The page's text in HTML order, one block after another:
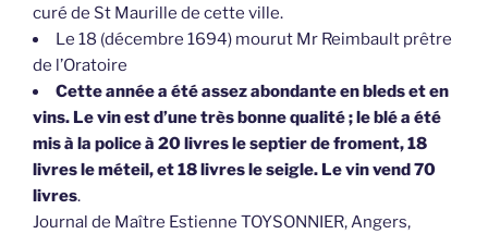
curé de St Maurille de cette ville.
Le 18 (décembre 1694) mourut Mr Reimbault prêtre
de l’Oratoire
Cette année a été assez abondante en bleds et en
vins. Le vin est d’une très bonne qualité ; le blé a été
mis à la police à 20 livres le septier de froment, 18
livres le méteil, et 18 livres le seigle. Le vin vend 70
livres.
Journal de Maître Estienne TOYSONNIER, Angers,